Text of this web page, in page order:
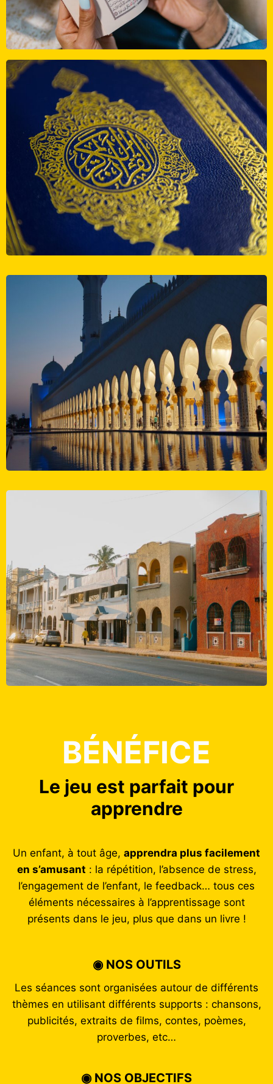
BÉNÉFICE
Le jeu est parfait pour
apprendre
Un enfant, à tout âge, apprendra plus facilement
en s’amusant : la répétition, l’absence de stress,
l’engagement de l’enfant, le feedback… tous ces
éléments nécessaires à l’apprentissage sont
présents dans le jeu, plus que dans un livre !
◉ NOS OUTILS
Les séances sont organisées autour de différents
thèmes en utilisant différents supports : chansons,
publicités, extraits de films, contes, poèmes,
proverbes, etc…
◉ NOS OBJECTIFS